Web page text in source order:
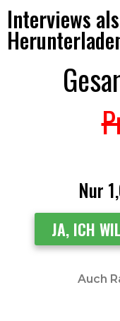
Interviews
Nur
JA, ICH
Auch